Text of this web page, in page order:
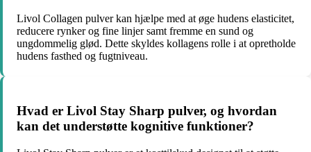
Livol Collagen pulver kan hjælpe med at øge hudens elasticitet,
reducere rynker og fine linjer samt fremme en sund og
ungdommelig glød. Dette skyldes kollagens rolle i at opretholde
hudens fasthed og fugtniveau.
Hvad er Livol Stay Sharp pulver, og hvordan
kan det understøtte kognitive funktioner?